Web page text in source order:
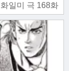
일미 극 168화